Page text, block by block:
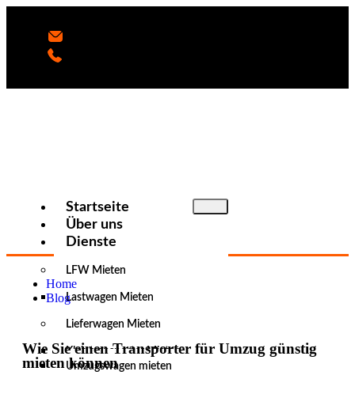
Startseite
Über uns
Dienste
LFW Mieten
Lastwagen Mieten
Lieferwagen Mieten
Kleintransporter Mieten
Umzugswagen mieten
Home
Blog
Wie Sie einen Transporter für Umzug günstig
mieten können